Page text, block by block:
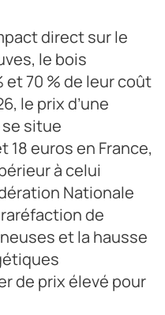
direct sur le
le bois
70 % de leur coût
le prix d’une
se situe
euros en France,
à celui
Nationale
de
et la hausse
de prix élevé pour